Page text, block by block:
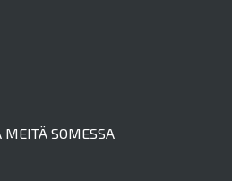
MEITÄ SOMESSA